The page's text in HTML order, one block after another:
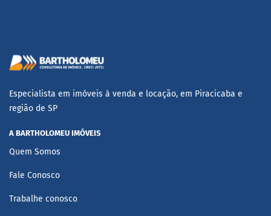
Especialista em imóveis à venda e locação, em Piracicaba e
região de SP
A BARTHOLOMEU IMÓVEIS
Quem Somos
Fale Conosco
Trabalhe conosco